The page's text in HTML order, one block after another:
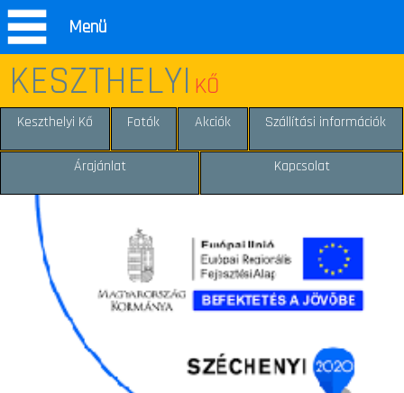
KESZTHELYI KŐ
Keszthelyi Kő Fotók Akciók Szállítási információk
Árajánlat Kapcsolat
Menü